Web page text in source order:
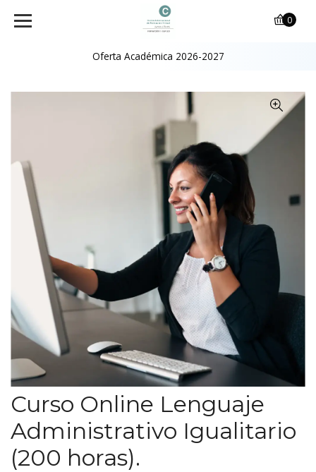
Oferta Académica 2026-2027
0
Curso Online Lenguaje
Administrativo Igualitario
(200 horas).